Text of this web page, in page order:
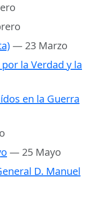
— 23 Marzo
la Verdad y la
en la Guerra
— 25 Mayo
D. Manuel